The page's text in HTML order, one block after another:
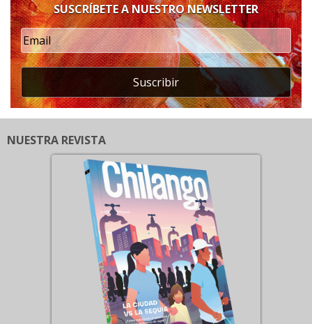
SUSCRÍBETE A NUESTRO NEWSLETTER
Suscribir
NUESTRA REVISTA